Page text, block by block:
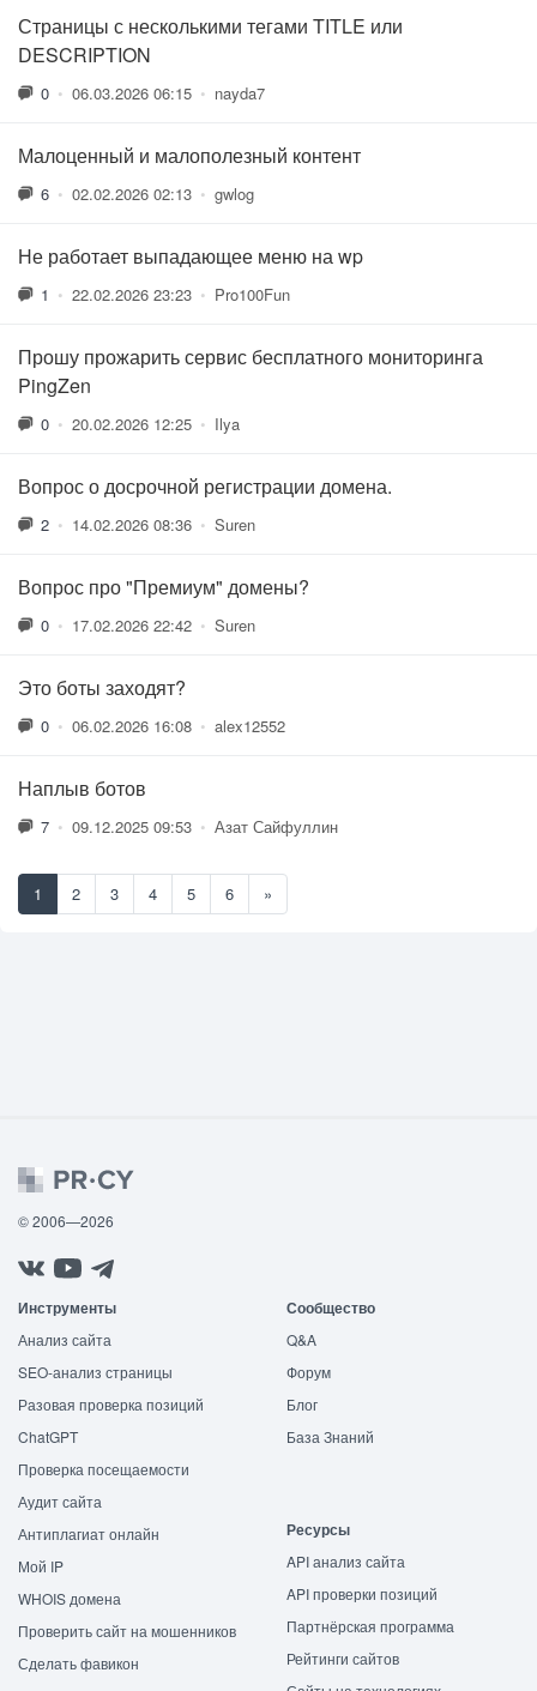
Страницы с несколькими тегами TITLE или
DESCRIPTION
0 • 06.03.2026 06:15 • nayda7
Малоценный и малополезный контент
6 • 02.02.2026 02:13 • gwlog
Не работает выпадающее меню на wp
1 • 22.02.2026 23:23 • Pro100Fun
Прошу прожарить сервис бесплатного мониторинга
PingZen
0 • 20.02.2026 12:25 • Ilya
Вопрос о досрочной регистрации домена.
2 • 14.02.2026 08:36 • Suren
Вопрос про "Премиум" домены?
0 • 17.02.2026 22:42 • Suren
Это боты заходят?
0 • 06.02.2026 16:08 • alex12552
Наплыв ботов
7 • 09.12.2025 09:53 • Азат Сайфуллин
1 2 3 4 5 6 »
© 2006—2026
Инструменты
Анализ сайта
SEO-анализ страницы
Разовая проверка позиций
ChatGPT
Проверка посещаемости
Аудит сайта
Антиплагиат онлайн
Мой IP
WHOIS домена
Проверить сайт на мошенников
Сделать фавикон
Сообщество
Q&A
Форум
Блог
База Знаний
Ресурсы
API анализ сайта
API проверки позиций
Партнёрская программа
Рейтинги сайтов